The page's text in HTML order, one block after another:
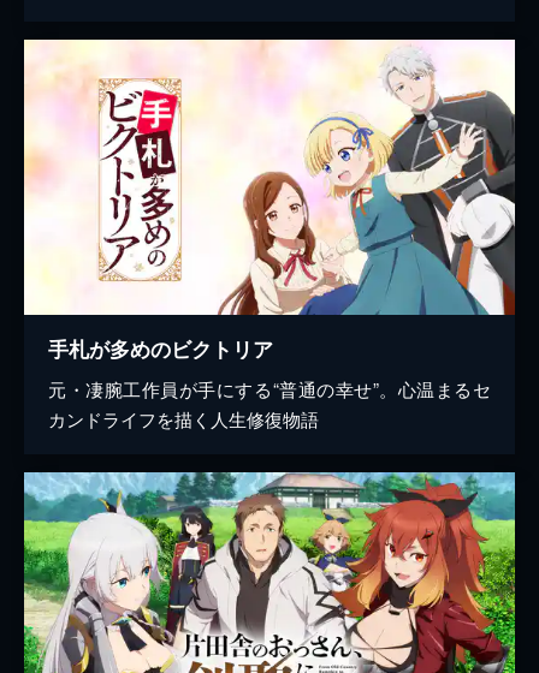
手札が多めのビクトリア
元・凄腕工作員が手にする“普通の幸せ”。心温まるセ
カンドライフを描く人生修復物語